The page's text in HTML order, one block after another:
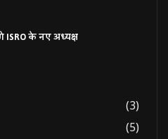
ISRO के नए अध्यक्ष
(3)
(5)